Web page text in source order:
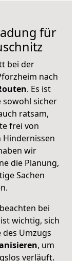
für
bei der
nach
. Es ist
sowohl sicher
ratsam,
frei von
wir
die Planung,
Sachen
bei
wichtig, sich
des Umzugs
, um
verläuft.